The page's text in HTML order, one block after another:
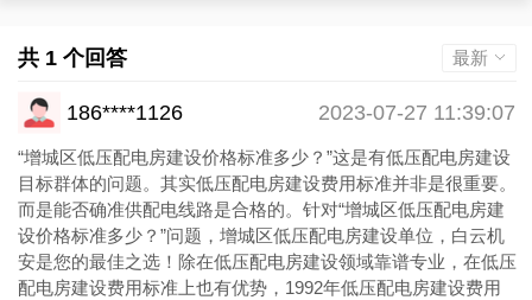
共 1 个回答 最新
186****1126 2023-07-27 11:39:07
“增城区低压配电房建设价格标准多少？”这是有低压配电房建设
目标群体的问题。其实低压配电房建设费用标准并非是很重要。
而是能否确准供配电线路是合格的。针对“增城区低压配电房建
设价格标准多少？”问题，增城区低压配电房建设单位，白云机
安是您的最佳之选！除在低压配电房建设领域靠谱专业，在低压
配电房建设费用标准上也有优势，1992年低压配电房建设费用